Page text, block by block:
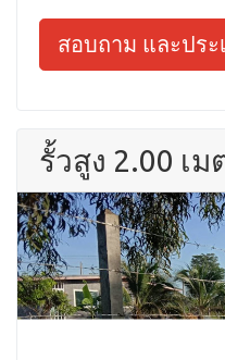
สอบถาม และประ
รั้วสูง 2.00 เม